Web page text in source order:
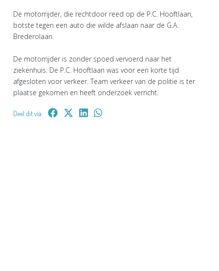
De motorrijder, die rechtdoor reed op de P.C. Hooftlaan,
botste tegen een auto die wilde afslaan naar de G.A.
Brederolaan.
De motorrijder is zonder spoed vervoerd naar het
ziekenhuis. De P.C. Hooftlaan was voor een korte tijd
afgesloten voor verkeer. Team verkeer van de politie is ter
plaatse gekomen en heeft onderzoek verricht.
Deel dit via: